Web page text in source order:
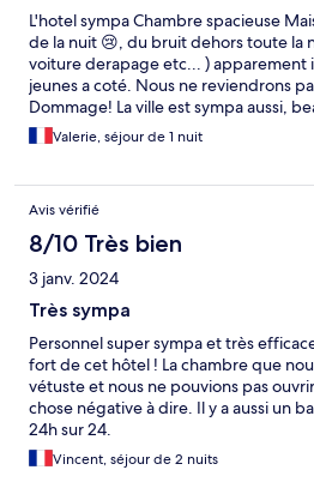
L'hotel sympa Chambre spacieuse
de la nuit 😢, du bruit dehors toute la
voiture derapage etc... ) apparement
jeunes a coté. Nous ne reviendrons
Dommage! La ville est sympa aussi,
grande place.
Valerie, séjour de 1 nuit
Avis vérifié
8/10 Très bien
3 janv. 2024
Très sympa
Personnel super sympa et très
fort de cet hôtel ! La chambre que
vétuste et nous ne pouvions pas
chose négative à dire. Il y a aussi un
24h sur 24.
Vincent, séjour de 2 nuits